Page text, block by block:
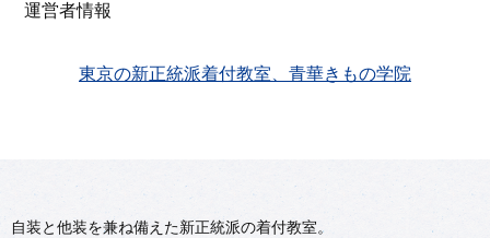
運営者情報
東京の新正統派着付教室、青華きもの学院
自装と他装を兼ね備えた新正統派の着付教室。